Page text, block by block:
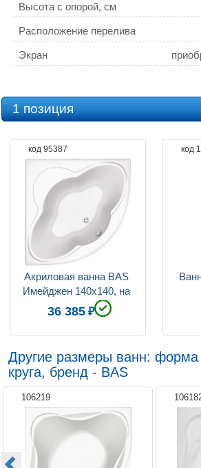
Высота с опорой, см
Расположение перелива
Экран
Толщина листа, см
Вес, кг
Ориентация
Система гидромассажа
Угловая конструкция
Коллекция
1 позиция
код 95387
Акриловая ванна BAS
Имейджен 140x140, на
каркасе
36 385
код
Другие размеры ванн: форма
круга, бренд - BAS
106219